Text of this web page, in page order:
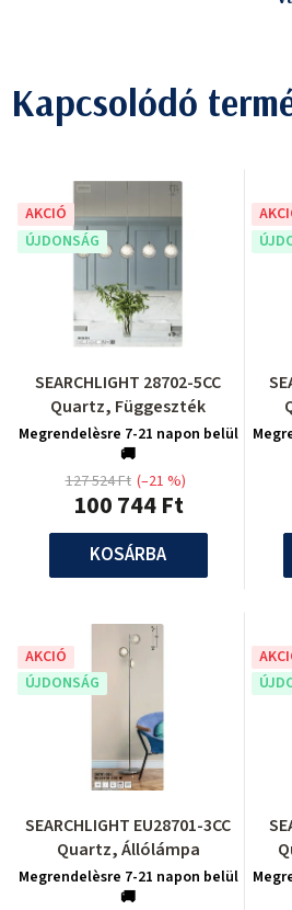
Kapcsolódó
AKCIÓ
ÚJDONSÁG
SEARCHLIGHT 28702-5CC
Quartz, Függeszték
Megrendelèsre 7-21 napon belül
🚚
100 744 Ft
127 524 Ft (–21 %)
KOSÁRBA
AKCIÓ
ÚJDONSÁG
SEARCHLIGHT EU28701-3CC
Quartz, Állólámpa
Megrendelèsre 7-21 napon belül
🚚